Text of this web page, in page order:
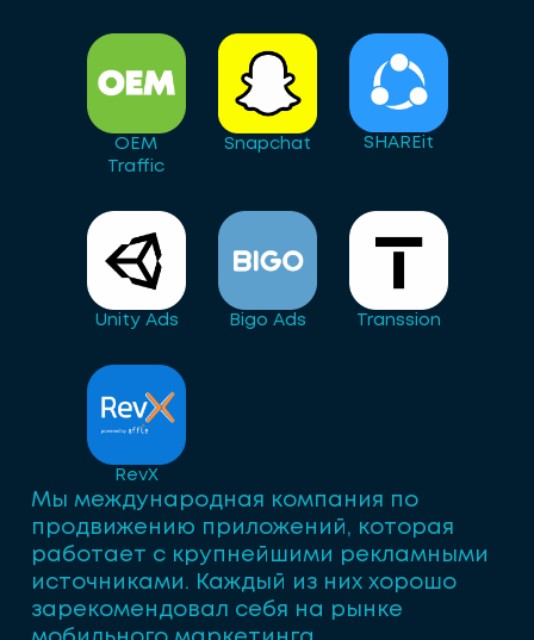
OEM
Traffic
Snapchat SHAREit
Unity Ads Bigo Ads Transsion
RevX
Мы международная компания по
продвижению приложений, которая
работает с крупнейшими рекламными
источниками. Каждый из них хорошо
зарекомендовал себя на рынке